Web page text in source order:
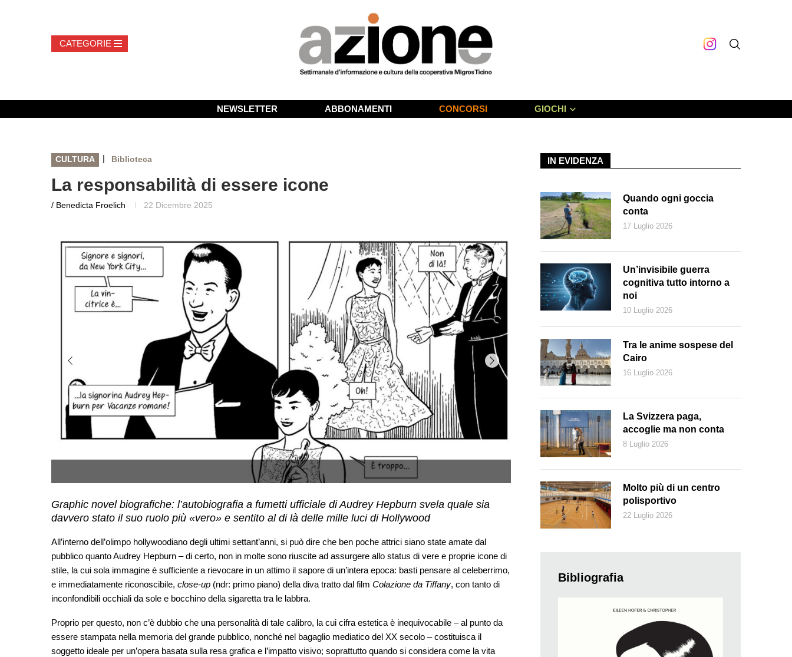
NEWSLETTER ABBONAMENTI CONCORSI GIOCHI
CULTURA | Biblioteca
La responsabilità di essere icone
/ Benedicta Froelich 22 Dicembre 2025
Graphic novel biografiche: l’autobiografia a fumetti ufficiale di Audrey Hepburn svela quale sia
davvero stato il suo ruolo più «vero» e sentito al di là delle mille luci di Hollywood
All’interno dell’olimpo hollywoodiano degli ultimi settant’anni, si può dire che ben poche attrici siano state amate dal
pubblico quanto Audrey Hepburn – di certo, non in molte sono riuscite ad assurgere allo status di vere e proprie icone di
stile, la cui sola immagine è sufficiente a rievocare in un attimo il sapore di un’intera epoca: basti pensare al celeberrimo,
e immediatamente riconoscibile, close-up (ndr: primo piano) della diva tratto dal film Colazione da Tiffany, con tanto di
inconfondibili occhiali da sole e bocchino della sigaretta tra le labbra.
Proprio per questo, non c’è dubbio che una personalità di tale calibro, la cui cifra estetica è inequivocabile – al punto da
essere stampata nella memoria del grande pubblico, nonché nel bagaglio mediatico del XX secolo – costituisca il
soggetto ideale per un’opera basata sulla resa grafica e l’impatto visivo; soprattutto quando si considera come la vita
IN EVIDENZA
Quando ogni goccia
conta
17 Luglio 2026
Un’invisibile guerra
cognitiva tutto intorno a
noi
10 Luglio 2026
Tra le anime sospese del
Cairo
16 Luglio 2026
La Svizzera paga,
accoglie ma non conta
8 Luglio 2026
Molto più di un centro
polisportivo
22 Luglio 2026
Bibliografia